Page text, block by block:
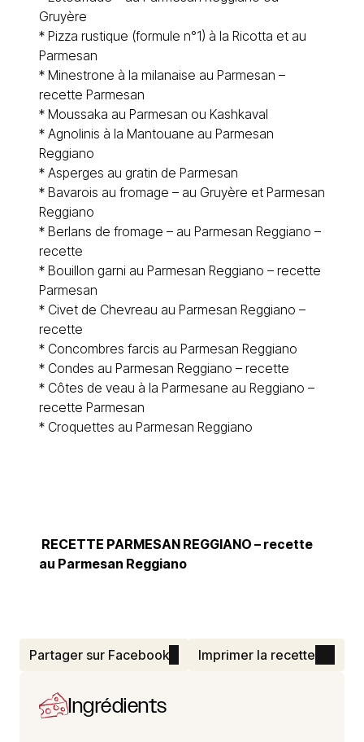
Gruyère
* Pizza rustique (formule n°1) à la Ricotta et au
Parmesan
* Minestrone à la milanaise au Parmesan –
recette Parmesan
* Moussaka au Parmesan ou Kashkaval
* Agnolinis à la Mantouane au Parmesan
Reggiano
* Asperges au gratin de Parmesan
* Bavarois au fromage – au Gruyère et Parmesan
Reggiano
* Berlans de fromage – au Parmesan Reggiano –
recette
* Bouillon garni au Parmesan Reggiano – recette
Parmesan
* Civet de Chevreau au Parmesan Reggiano –
recette
* Concombres farcis au Parmesan Reggiano
* Condes au Parmesan Reggiano – recette
* Côtes de veau à la Parmesane au Reggiano –
recette Parmesan
* Croquettes au Parmesan Reggiano
RECETTE PARMESAN REGGIANO – recette
au Parmesan Reggiano
Partager sur Facebook Imprimer la recette
Ingrédients